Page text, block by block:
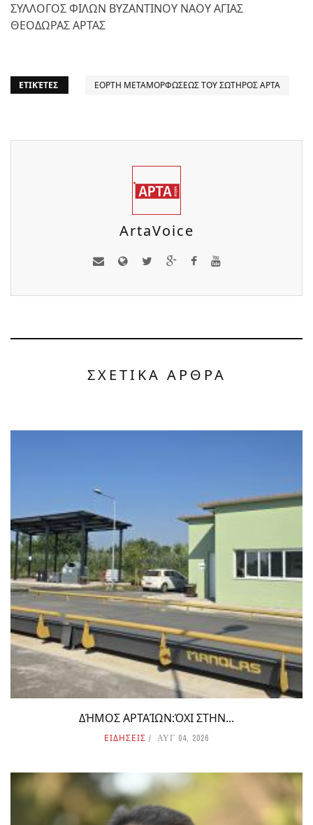
ΣΥΛΛΟΓΟΣ ΦΙΛΩΝ ΒΥΖΑΝΤΙΝΟΥ ΝΑΟΥ ΑΓΙΑΣ
ΘΕΟΔΩΡΑΣ ΑΡΤΑΣ
ΕΤΙΚΈΤΕΣ ΕΟΡΤΗ ΜΕΤΑΜΟΡΦΩΣΕΩΣ ΤΟΥ ΣΩΤΗΡΟΣ ΑΡΤΑ
ArtaVoice
ΣΧΕΤΙΚΑ ΑΡΘΡΑ
ΔΉΜΟΣ ΑΡΤΑΊΩΝ:ΌΧΙ ΣΤΗΝ...
ΕΙΔΗΣΕΙΣ ΑΥΓ 04, 2026